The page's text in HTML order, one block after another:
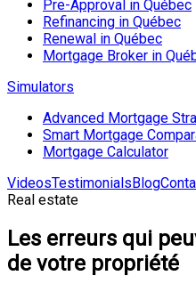
Pre-Approval in Québec
Refinancing in Québec
Renewal in Québec
Mortgage Broker in
Simulators
Advanced Mortgage
Smart Mortgage
Mortgage Calculator
VideosTestimonialsBlog
Real estate
Les erreurs qui
de votre propriété